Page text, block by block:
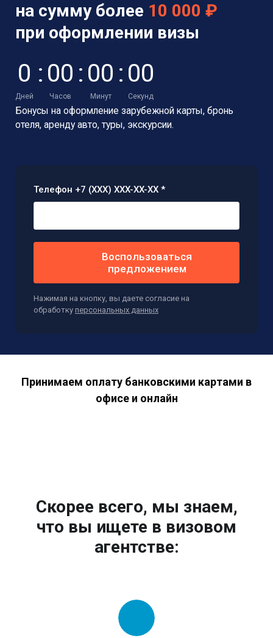
на сумму более 10 000 ₽
при оформлении визы
0
Дней
: 00
Часов
: 00
Минут
: 00
Секунд
Бонусы на оформление зарубежной карты, бронь
отеля, аренду авто, туры, экскурсии.
Телефон +7 (XXX) XXX-XX-XX *
Воспользоваться
предложением
Нажимая на кнопку, вы даете согласие на
обработку персональных данных
Принимаем оплату банковскими картами в
офисе и онлайн
Скорее всего, мы знаем,
что вы ищете в визовом
агентстве: